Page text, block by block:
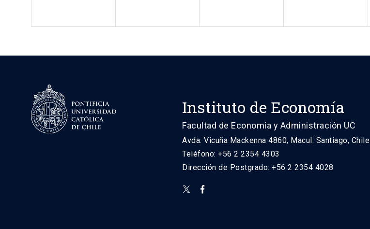
Instituto de Economía
Facultad de Economía y Administración UC
Avda. Vicuña Mackenna 4860, Macul. Santiago, Chile
Teléfono: +56 2 2354 4303
Dirección de Postgrado: +56 2 2354 4028